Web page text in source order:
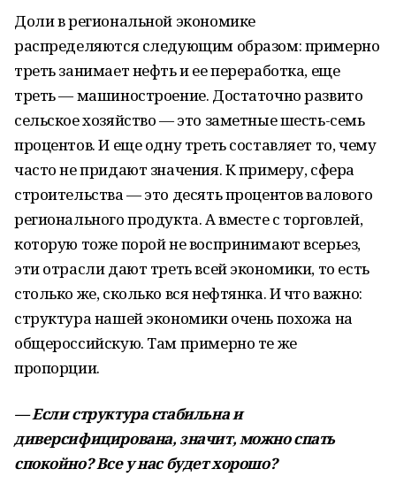
Доли в региональной экономике
распределяются следующим образом: примерно
треть занимает нефть и ее переработка, еще
треть — машиностроение. Достаточно развито
сельское хозяйство — это заметные шесть-семь
процентов. И еще одну треть составляет то, чему
часто не придают значения. К примеру, сфера
строительства — это десять процентов валового
регионального продукта. А вместе с торговлей,
которую тоже порой не воспринимают всерьез,
эти отрасли дают треть всей экономики, то есть
столько же, сколько вся нефтянка. И что важно:
структура нашей экономики очень похожа на
общероссийскую. Там примерно те же
пропорции.
— Если структура стабильна и
диверсифицирована, значит, можно спать
спокойно? Все у нас будет хорошо?